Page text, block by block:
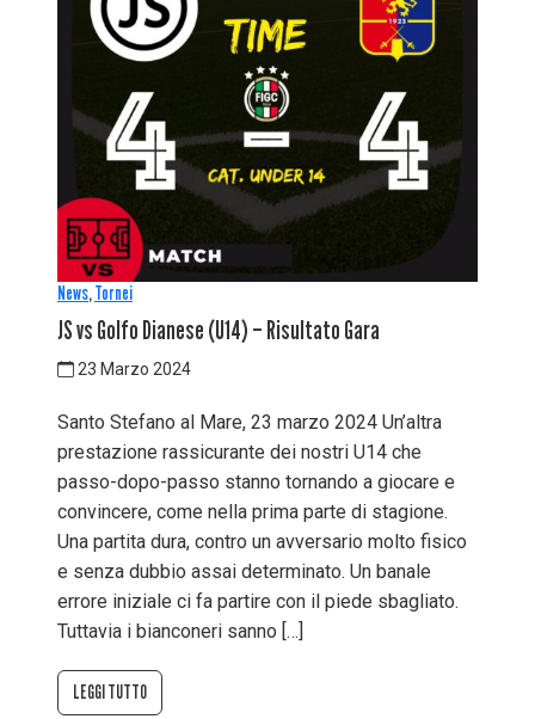
News,Tornei
JS vs Golfo Dianese (U14) – Risultato Gara
23 Marzo 2024
Santo Stefano al Mare, 23 marzo 2024 Un’altra
prestazione rassicurante dei nostri U14 che
passo-dopo-passo stanno tornando a giocare e
convincere, come nella prima parte di stagione.
Una partita dura, contro un avversario molto fisico
e senza dubbio assai determinato. Un banale
errore iniziale ci fa partire con il piede sbagliato.
Tuttavia i bianconeri sanno […]
LEGGI TUTTO